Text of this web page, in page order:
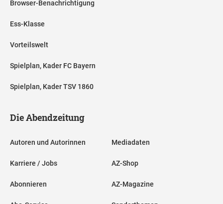
Browser-Benachrichtigung
Ess-Klasse
Vorteilswelt
Spielplan, Kader FC Bayern
Spielplan, Kader TSV 1860
Die Abendzeitung
Autoren und Autorinnen
Karriere / Jobs
Abonnieren
Mediadaten
AZ-Shop
AZ-Magazine